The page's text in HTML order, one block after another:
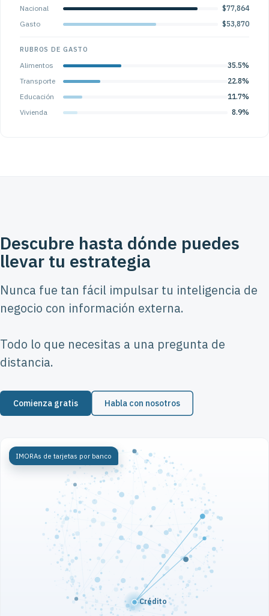
Nacional
$77,864
Gasto
$53,870
RUBROS DE GASTO
Alimentos
35.5%
Transporte
22.8%
Educación
11.7%
Vivienda
8.9%
Descubre hasta dónde puedes
llevar tu estrategia
Nunca fue tan fácil impulsar tu inteligencia de
negocio con información externa.
Todo lo que necesitas a una pregunta de
distancia.
Comienza gratis Habla con nosotros
IMORAs de tarjetas por banco